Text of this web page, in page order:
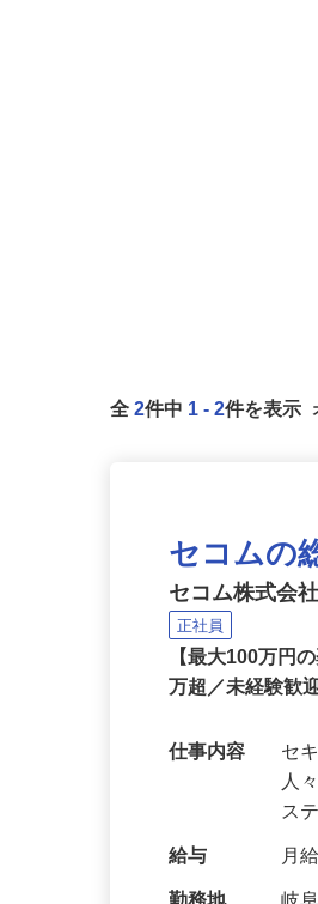
セコムの
セコム株式会社
正社員
【最大100万円
セ
人
ス
給与 月